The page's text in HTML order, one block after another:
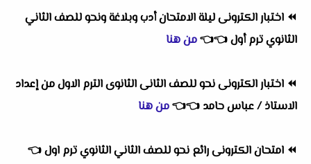
⏪ اختبار الكترونى ليلة الامتحان أدب وبلاغة ونحو للصف الثاني
الثانوي ترم أول👈
👈من هنا
⏪ اختبار الكترونى نحو للصف الثانى الثانوى الترم الاول من إعداد
الاستاذ / عباس حامد 👈
👈من هنا
⏪ امتحان الكترونى رائع نحو للصف الثاني الثانوي ترم اول👈